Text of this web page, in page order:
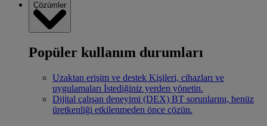
Çözümler
Popüler kullanım durumları
Uzaktan erişim ve destek Kişileri, cihazları ve
uygulamaları İstediğiniz yerden yönetin.
Dijital çalışan deneyimi (DEX) BT sorunlarını, henüz
üretkenliği etkilenmeden önce çözün.